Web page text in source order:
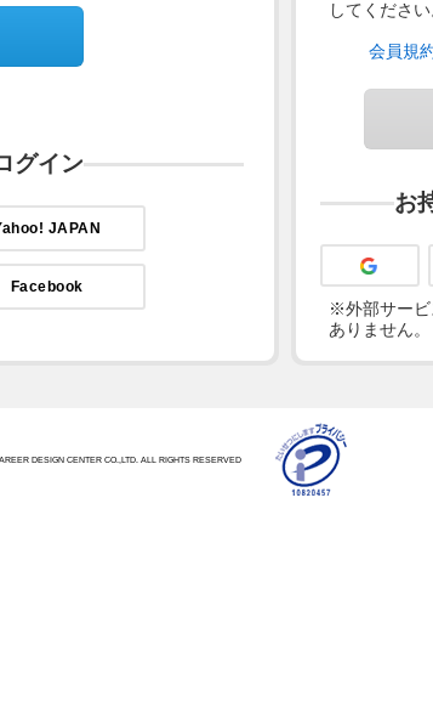
グイン
JAPAN
Facebook
してください
会員規
お
※外部サービ
ありません。
DESIGN CENTER CO.,LTD. ALL RIGHTS RESERVED